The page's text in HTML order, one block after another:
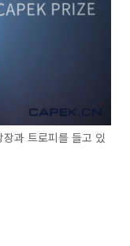
과 트로피를 들고 있